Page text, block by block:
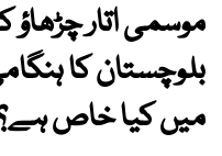
موسمی اتار
بلوچستان کا
میں کیا خاص